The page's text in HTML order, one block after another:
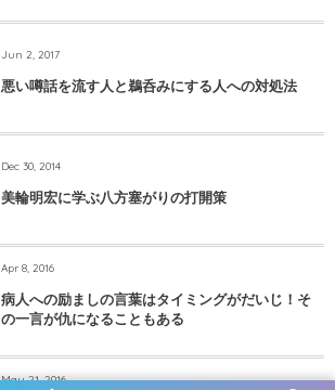
Jun 2, 2017
悪い噂話を流す人と鵜呑みにする人への対処法
Dec 30, 2014
美輪明宏に学ぶ八方塞がりの打開策
Apr 8, 2016
病人への励ましの言葉はタイミングがだいじ！そ
の一言が仇になることもある
May 21, 2016